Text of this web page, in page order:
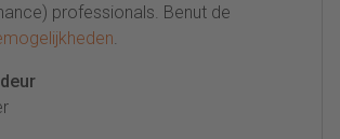
professionals. Benut de
.